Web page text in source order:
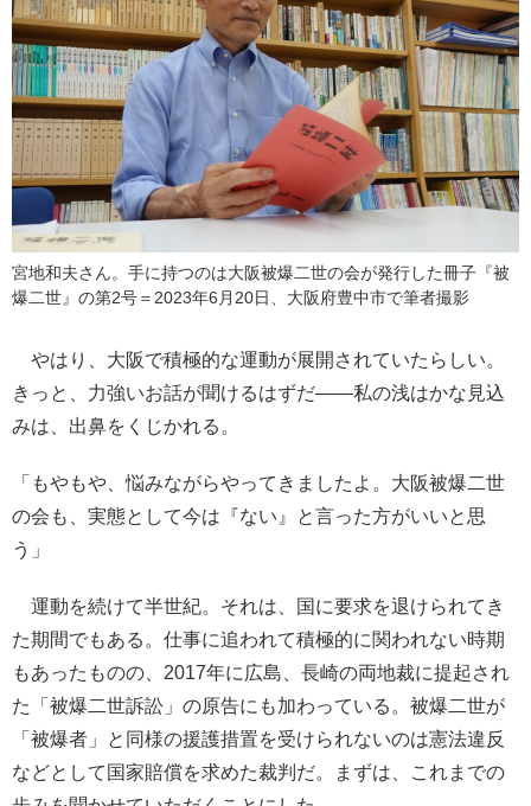
宮地和夫さん。手に持つのは大阪被爆二世の会が発行した冊子『被
爆二世』の第2号＝2023年6月20日、大阪府豊中市で筆者撮影
やはり、大阪で積極的な運動が展開されていたらしい。
きっと、力強いお話が聞けるはずだ――私の浅はかな見込
みは、出鼻をくじかれる。
「もやもや、悩みながらやってきましたよ。大阪被爆二世
の会も、実態として今は『ない』と言った方がいいと思
う」
運動を続けて半世紀。それは、国に要求を退けられてき
た期間でもある。仕事に追われて積極的に関われない時期
もあったものの、2017年に広島、長崎の両地裁に提起され
た「被爆二世訴訟」の原告にも加わっている。被爆二世が
「被爆者」と同様の援護措置を受けられないのは憲法違反
などとして国家賠償を求めた裁判だ。まずは、これまでの